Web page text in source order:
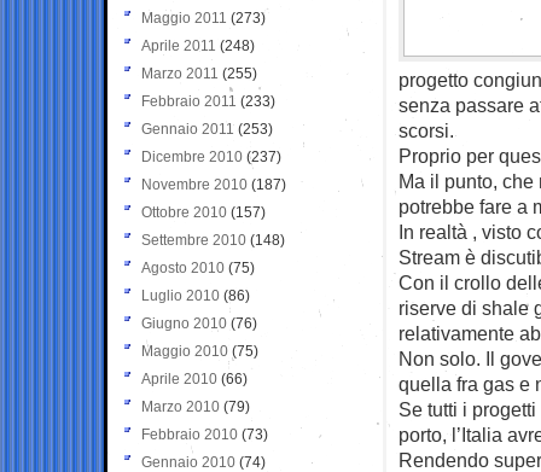
progetto
senza passare
scorsi.
Proprio per
Ma il punto, che
potrebbe fare a
In realtà , visto
Stream è
Con il crollo
riserve di shale
relativamente
Non solo. Il
quella fra gas e
Se tutti i
porto, l’Italia
Rendendo
Maggio 2011 (273)
Aprile 2011 (248)
Marzo 2011 (255)
Febbraio 2011 (233)
Gennaio 2011 (253)
Dicembre 2010 (237)
Novembre 2010 (187)
Ottobre 2010 (157)
Settembre 2010 (148)
Agosto 2010 (75)
Luglio 2010 (86)
Giugno 2010 (76)
Maggio 2010 (75)
Aprile 2010 (66)
Marzo 2010 (79)
Febbraio 2010 (73)
Gennaio 2010 (74)